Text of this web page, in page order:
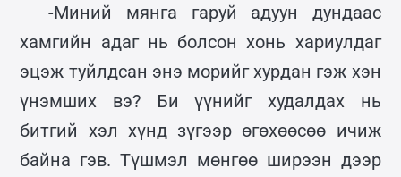
-Миний мянга гаруй адуун дундаас
хамгийн адаг нь болсон хонь хариулдаг
эцэж туйлдсан энэ морийг хурдан гэж хэн
үнэмших вэ? Би үүнийг худалдах нь
битгий хэл хүнд зүгээр өгөхөөсөө ичиж
байна гэв. Түшмэл мөнгөө ширээн дээр